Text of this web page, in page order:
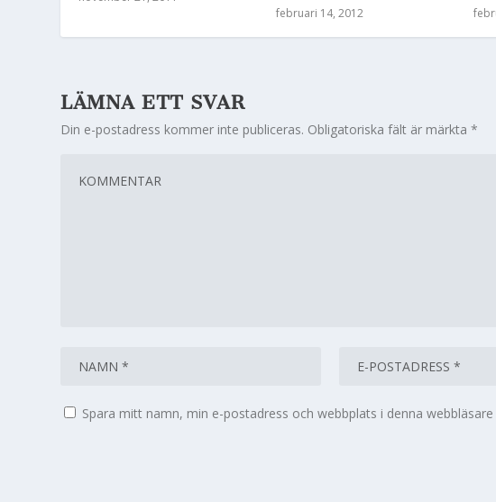
februari 14, 2012
LÄMNA ETT SVAR
Din e-postadress kommer inte publiceras. Obligatoriska fält är märkta*
Spara mitt namn, min e-postadress och webbplats i denna